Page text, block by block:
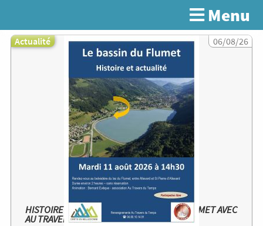
contenu
principal
Rechercher
Menu
Image
Actualité
HISTOIRE ET ACTUALITE DU BASSIN DU FLUMET AVEC
AU TRAVERS DU TEMPS
06/08/26